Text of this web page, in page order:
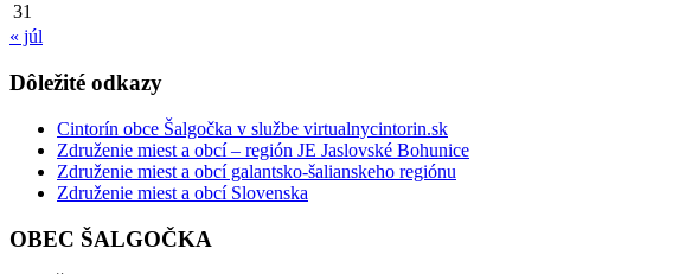
31
« júl
Dôležité odkazy
Cintorín obce Šalgočka v službe virtualnycintorin.sk
Združenie miest a obcí – región JE Jaslovské Bohunice
Združenie miest a obcí galantsko-šalianskeho regiónu
Združenie miest a obcí Slovenska
OBEC ŠALGOČKA